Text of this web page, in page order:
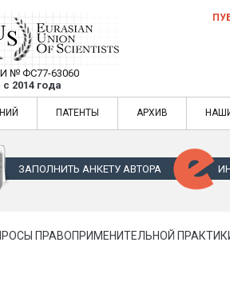
— публикация
журнале
№ ФС77-63060
2014 года
научных статей в ежемесячном
ПАТЕНТЫ АРХИВ
ЗАПОЛНИТЬ АНКЕТУ АВТОРА
ПРАВОПРИМЕНИТЕЛЬНОЙ